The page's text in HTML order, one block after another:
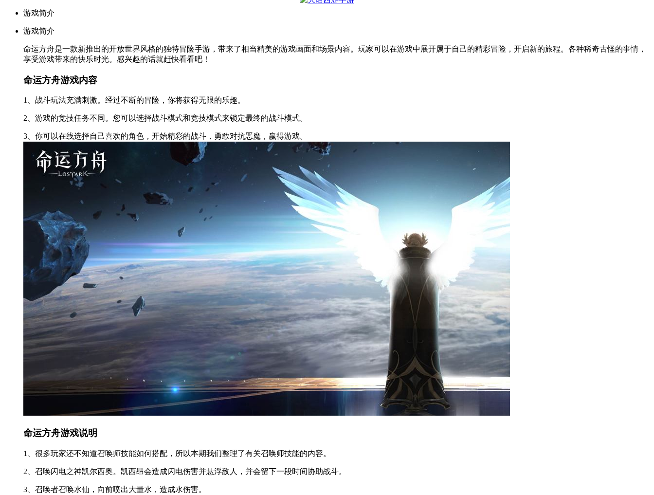
游戏简介
游戏简介
命运方舟是一款新推出的开放世界风格的独特冒险手游，带来了相当精美的游戏画面和场景内容。玩家可以在游戏中展开属于自己的精彩冒险，开启新的旅程。各种稀奇古怪的事情，
享受游戏带来的快乐时光。感兴趣的话就赶快看看吧！
命运方舟游戏内容
1、战斗玩法充满刺激。经过不断的冒险，你将获得无限的乐趣。
2、游戏的竞技任务不同。您可以选择战斗模式和竞技模式来锁定最终的战斗模式。
3、你可以在线选择自己喜欢的角色，开始精彩的战斗，勇敢对抗恶魔，赢得游戏。
命运方舟游戏说明
1、很多玩家还不知道召唤师技能如何搭配，所以本期我们整理了有关召唤师技能的内容。
2、召唤闪电之神凯尔西奥。凯西昂会造成闪电伤害并悬浮敌人，并会留下一段时间协助战斗。
3、召唤者召唤水仙，向前喷出大量水，造成水伤害。